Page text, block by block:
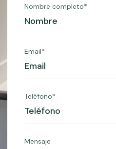
Nombre completo*
Email*
Teléfono*
Mensaje